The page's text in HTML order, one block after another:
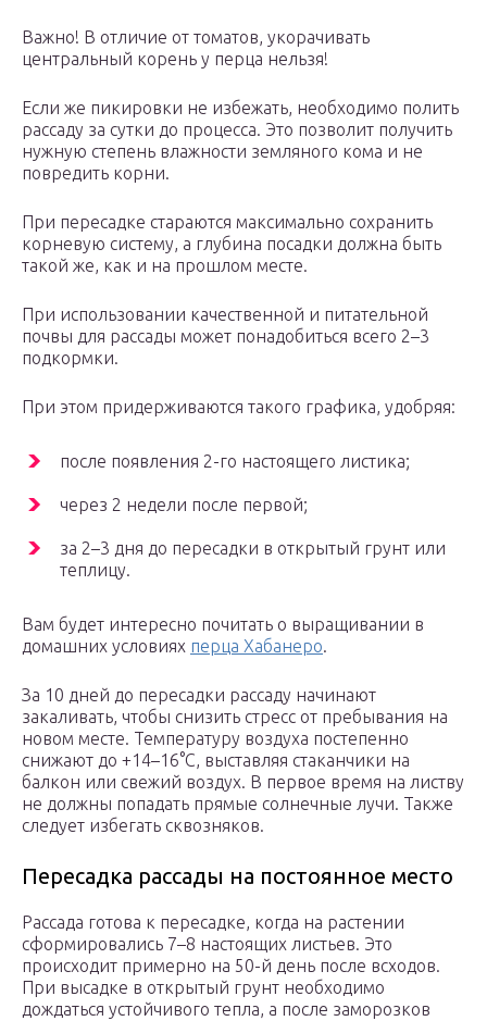
Важно! В отличие от томатов, укорачивать
центральный корень у перца нельзя!
Если же пикировки не избежать, необходимо полить
рассаду за сутки до процесса. Это позволит получить
нужную степень влажности земляного кома и не
повредить корни.
При пересадке стараются максимально сохранить
корневую систему, а глубина посадки должна быть
такой же, как и на прошлом месте.
При использовании качественной и питательной
почвы для рассады может понадобиться всего 2–3
подкормки.
При этом придерживаются такого графика, удобряя:
после появления 2-го настоящего листика;
через 2 недели после первой;
за 2–3 дня до пересадки в открытый грунт или
теплицу.
Вам будет интересно почитать о выращивании в
домашних условиях перца Хабанеро.
За 10 дней до пересадки рассаду начинают
закаливать, чтобы снизить стресс от пребывания на
новом месте. Температуру воздуха постепенно
снижают до +14–16°С, выставляя стаканчики на
балкон или свежий воздух. В первое время на листву
не должны попадать прямые солнечные лучи. Также
следует избегать сквозняков.
Пересадка рассады на постоянное место
Рассада готова к пересадке, когда на растении
сформировались 7–8 настоящих листьев. Это
происходит примерно на 50-й день после всходов.
При высадке в открытый грунт необходимо
дождаться устойчивого тепла, а после заморозков